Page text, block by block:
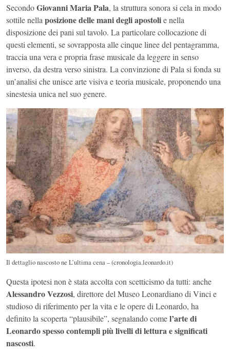
SecondoGiovanni Maria Pala, la struttura sonora si cela in modo
sottile nella posizione delle mani degli apostolie nella
disposizione dei pani sul tavolo. La particolare collocazione di
questi elementi, se sovrapposta alle cinque linee del pentagramma,
traccia una vera e propria frase musicale da leggere in senso
inverso, da destra verso sinistra. La convinzione di Pala si fonda su
un’analisi che unisce arte visiva e teoria musicale, proponendo una
sinestesia unica nel suo genere.
Il dettaglio nascosto ne L’ultima cena – (cronologia.leonardo.it)
Questa ipotesi non è stata accolta con scetticismo da tutti: anche
Alessandro Vezzosi, direttore del Museo Leonardiano di Vinci e
studioso di riferimento per la vita e le opere di Leonardo, ha
definito la scoperta “plausibile”, segnalando comel’arte di
Leonardo spesso contempli più livelli di lettura e significati
nascosti.